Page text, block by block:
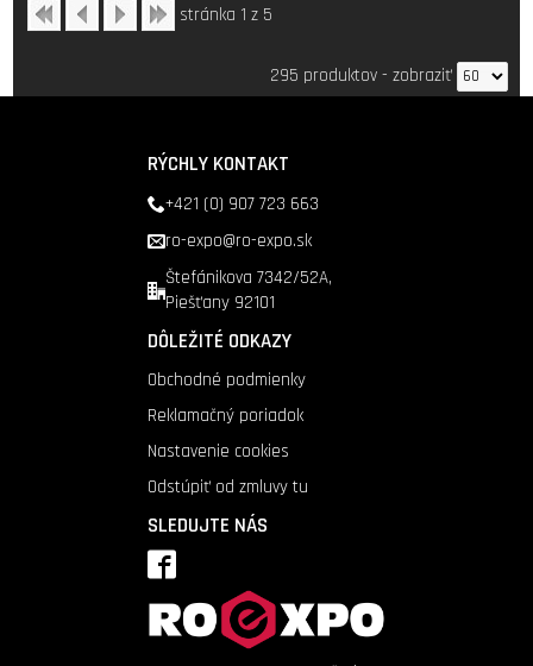
stránka 1 z 5
295 produktov- zobraziť
RÝCHLY KONTAKT
+421 (0) 907 723 663
ro-expo@ro-expo.sk
Štefánikova 7342/52A,
Piešťany 92101
DÔLEŽITÉ ODKAZY
Obchodné podmienky
Reklamačný poriadok
Nastavenie cookies
Odstúpiť od zmluvy tu
SLEDUJTE NÁS